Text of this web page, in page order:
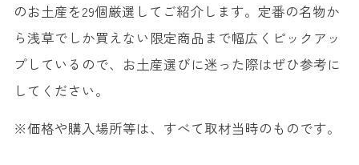
のお土産を29個厳選してご紹介します。定番の名物か
ら浅草でしか買えない限定商品まで幅広くピックアッ
プしているので、お土産選びに迷った際はぜひ参考に
してください。
※価格や購入場所等は、すべて取材当時のものです。